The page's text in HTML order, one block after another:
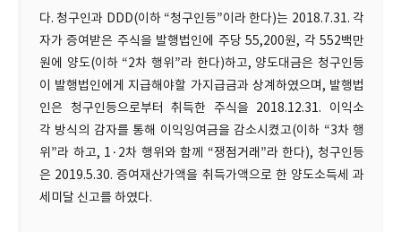
다. 청구인과 DDD(이하 “청구인등”이라 한다)는 2018.7.31. 각
자가 증여받은 주식을 발행법인에 주당 55,200원, 각 552백만
원에 양도(이하 “2차 행위”라 한다)하고, 양도대금은 청구인등
이 발행법인에게 지급해야할 가지급금과 상계하였으며, 발행법
인은 청구인등으로부터 취득한 주식을 2018.12.31. 이익소
각 방식의 감자를 통해 이익잉여금을 감소시켰고(이하 “3차 행
위”라 하고, 1·2차 행위와 함께 “쟁점거래”라 한다), 청구인등
은 2019.5.30. 증여재산가액을 취득가액으로 한 양도소득세 과
세미달 신고를 하였다.